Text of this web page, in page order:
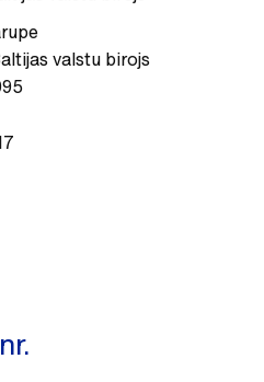
valstu birojs